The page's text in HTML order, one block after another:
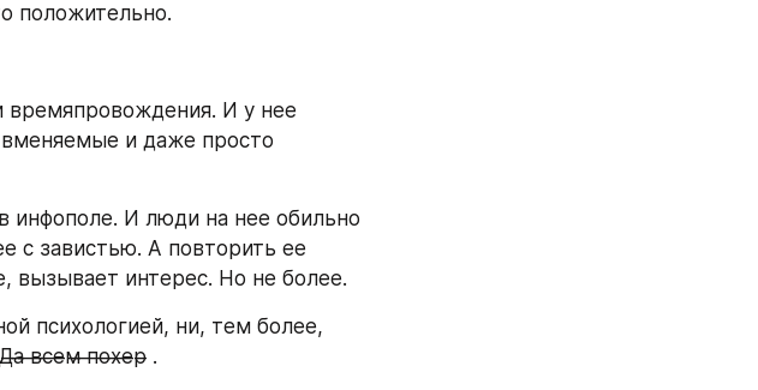
положительно.
времяпровождения. И у нее
и даже просто
инфополе. И люди на нее обильно
с завистью. А повторить ее
вызывает интерес. Но не более.
психологией, ни, тем более,
̶в̶с̶е̶м̶ ̶п̶о̶х̶е̶р̶ .